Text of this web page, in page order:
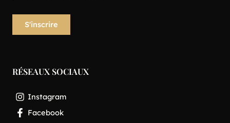
RÉSEAUX SOCIAUX
Instagram
Facebook